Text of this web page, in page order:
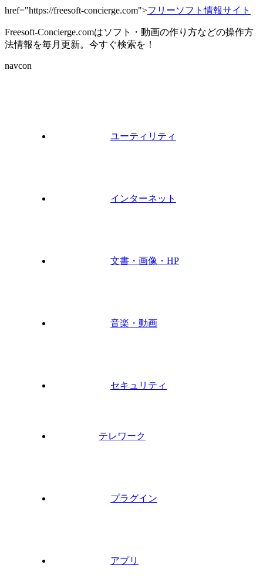
href="https://freesoft-concierge.com">フリーソフト情報サイト
Freesoft-Concierge.comはソフト・動画の作り方などの操作方
法情報を毎月更新。今すぐ検索を！
navcon
ユーティリティ
インターネット
文書・画像・HP
音楽・動画
セキュリティ
テレワーク
プラグイン
アプリ